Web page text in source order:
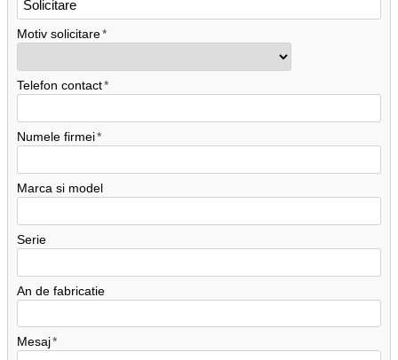
Motiv solicitare
Telefon contact
Numele firmei
Marca si model
Serie
An de fabricatie
Mesaj